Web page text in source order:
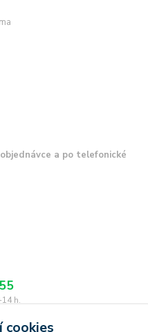
a po telefonické
h.
cookies